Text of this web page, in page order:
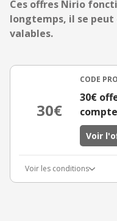
Ces offres Nirio
longtemps, il se
valables.
30€
CODE
30€
Voir
Voir les conditions